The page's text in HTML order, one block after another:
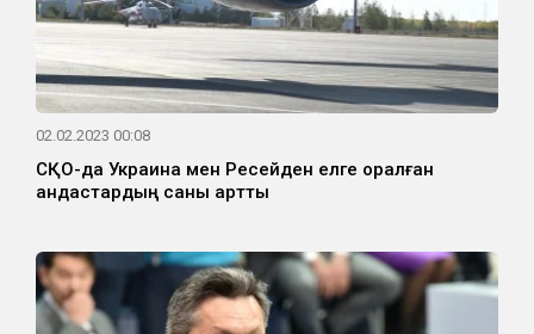
02.02.2023 00:08
СҚО-да Украина мен Ресейден елге оралған
қандастардың саны артты